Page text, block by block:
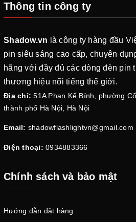
Thông tin công ty
Shadow.vn là công ty hàng đầu
pin siêu sáng cao cấp, chuyên
hãng với đầy đủ các dòng đèn pin
thương hiệu nổi tiếng thế giới.
Địa chỉ: 51A Phan Kế Bính, phường
thành phố Hà Nội, Hà Nội
Email: shadowflashlightvn@gmail.com
Điện thoại: 0934883366
Chính sách và bảo mật
Hướng dẫn đặt hàng